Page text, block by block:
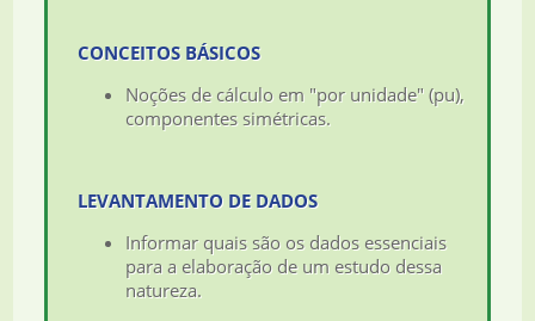
CONCEITOS BÁSICOS
Noções de cálculo em "por unidade" (pu),
componentes simétricas.
LEVANTAMENTO DE DADOS
Informar quais são os dados essenciais
para a elaboração de um estudo dessa
natureza.